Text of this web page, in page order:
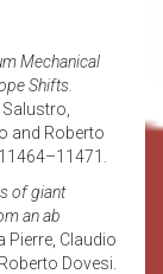
Mechanical
Shifts.
and Roberto
of giant
an ab
Pierre, Claudio
Dovesi.